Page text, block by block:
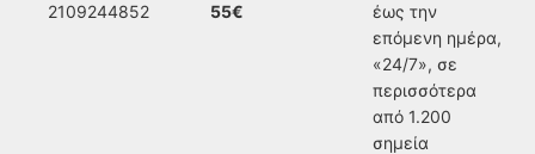
2109244852
55€
έως την
επόμενη ημέρα,
«24/7», σε
περισσότερα
από 1.200
σημεία